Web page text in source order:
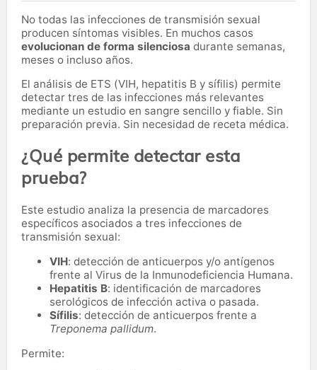
No todas las infecciones de transmisión sexual
producen síntomas visibles. En muchos casos
evolucionan de forma silenciosa durante semanas,
meses o incluso años.
El análisis de ETS (VIH, hepatitis B y sífilis) permite
detectar tres de las infecciones más relevantes
mediante un estudio en sangre sencillo y fiable. Sin
preparación previa. Sin necesidad de receta médica.
¿Qué permite detectar esta
prueba?
Este estudio analiza la presencia de marcadores
específicos asociados a tres infecciones de
transmisión sexual:
VIH: detección de anticuerpos y/o antígenos
frente al Virus de la Inmunodeficiencia Humana.
Hepatitis B: identificación de marcadores
serológicos de infección activa o pasada.
Sífilis: detección de anticuerpos frente a
Treponema pallidum.
Permite: